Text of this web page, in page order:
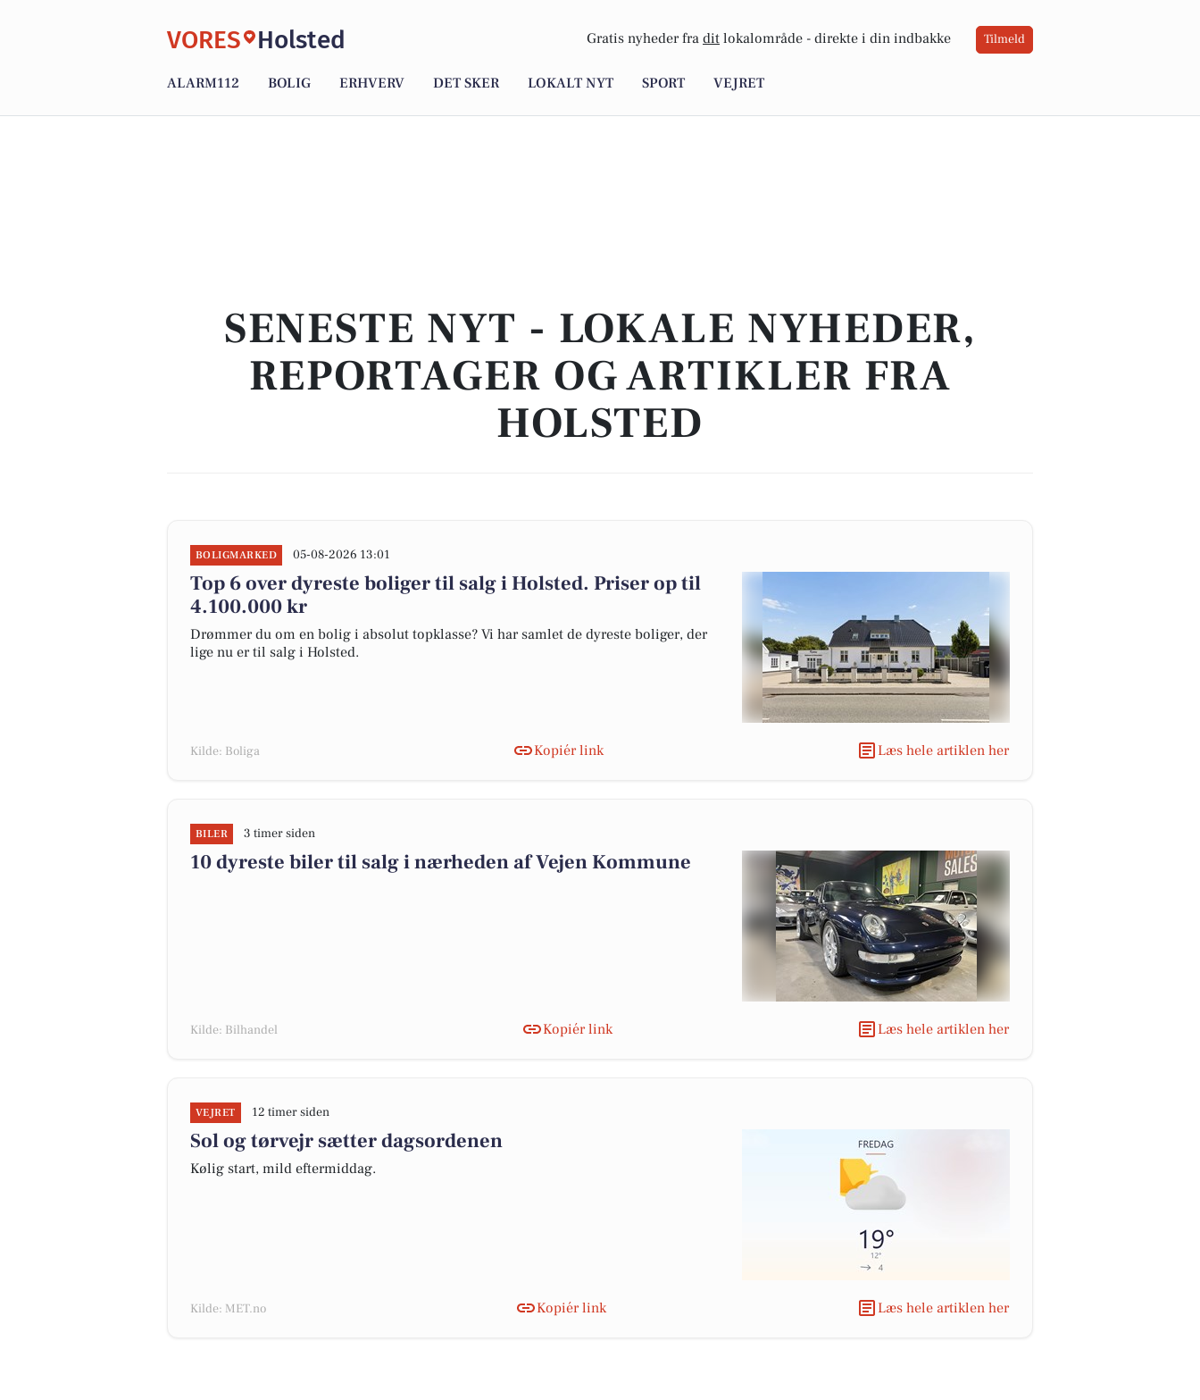
VORES Holsted Gratis nyheder fra dit lokalområde - direkte i din indbakke Tilmeld
ALARM112 BOLIG ERHVERV DET SKER LOKALT NYT SPORT VEJRET
SENESTE NYT - LOKALE NYHEDER,
REPORTAGER OG ARTIKLER FRA
HOLSTED
BOLIGMARKED 05-08-2026 13:01
Top 6 over dyreste boliger til salg i Holsted. Priser op til
4.100.000 kr
Drømmer du om en bolig i absolut topklasse? Vi har samlet de dyreste boliger, der
lige nu er til salg i Holsted.
Kilde: Boliga Kopiér link Læs hele artiklen her
BILER 3 timer siden
10 dyreste biler til salg i nærheden af Vejen Kommune
Kilde: Bilhandel Kopiér link Læs hele artiklen her
VEJRET 12 timer siden
Sol og tørvejr sætter dagsordenen
Kølig start, mild eftermiddag.
Kilde: MET.no Kopiér link Læs hele artiklen her